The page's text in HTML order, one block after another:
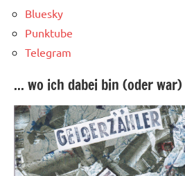
Bluesky
Punktube
Telegram
... wo ich dabei bin (oder war)